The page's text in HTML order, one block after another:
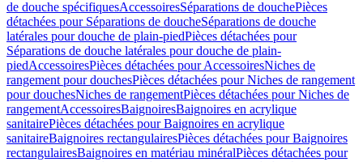
de douche spécifiquesAccessoiresSéparations de douchePièces
détachées pour Séparations de doucheSéparations de douche
latérales pour douche de plain-piedPièces détachées pour
Séparations de douche latérales pour douche de plain-
piedAccessoiresPièces détachées pour AccessoiresNiches de
rangement pour douchesPièces détachées pour Niches de rangement
pour douchesNiches de rangementPièces détachées pour Niches de
rangementAccessoiresBaignoiresBaignoires en acrylique
sanitairePièces détachées pour Baignoires en acrylique
sanitaireBaignoires rectangulairesPièces détachées pour Baignoires
rectangulairesBaignoires en matériau minéralPièces détachées pour